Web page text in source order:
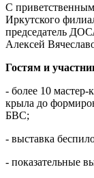
С
Иркутского
председатель
Алексей
Гостям и
- более 10 мастер-
крыла до
БВС;
- выставка
- показательные